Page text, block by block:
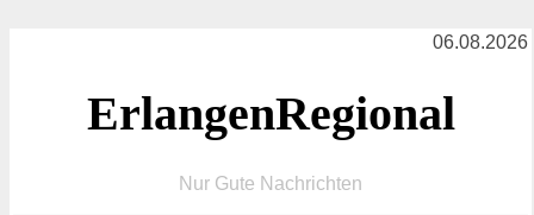
06.08.2026
ErlangenRegional
Nur Gute Nachrichten